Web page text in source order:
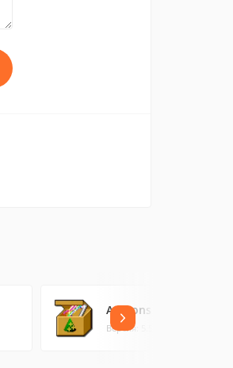
ArtIcons
Версия: 5.52 (6.85 МБ)